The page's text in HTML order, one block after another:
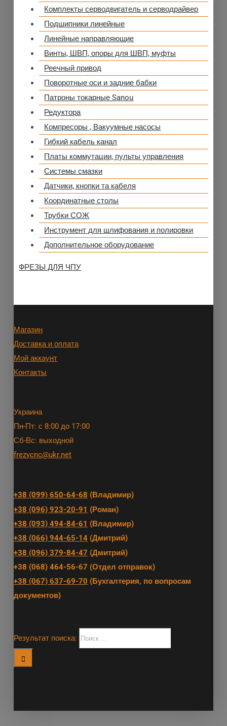
Комплекты серводвигатель и серводрайвер
Подшипники линейные
Линейные направляющие
Винты, ШВП, опоры для ШВП, муфты
Реечный привод
Поворотные оси и задние бабки
Патроны токарные Sanou
Редуктора
Компресоры , Вакуумные насосы
Гибкий кабель канал
Платы коммутации, пульты управления
Системы смазки
Датчики, кнопки та кабеля
Координатные столы
Трубки СОЖ
Инструмент для шлифования и полировки
Дополнительное оборудование
ФРЕЗЫ ДЛЯ ЧПУ
Магазин
Доставка и оплата
Мой аккаунт
Контакты
Украина
Пн-Пт: с 8:00 до 17:00
Сб-Вс: выходной
frezycnc@ukr.net
+38 (099) 650-64-68 (Владимир)
+38 (096) 923-20-91 (Роман)
+38 (093) 494-84-61 (Владимир)
+38 (066) 944-65-14 (Дмитрий)
+38 (096) 379-84-47 (Дмитрий)
+38 (068) 464-56-67 (Отдел отправок)
+38 (067) 637-69-70 (Бухгалтерия, по вопросам
документов)
Результат поиска: